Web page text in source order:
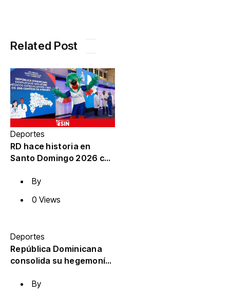
Related Post
Deportes
RD hace historia en
Santo Domingo 2026 con
lugar del medallero
By
0 Views
Deportes
República Dominicana
consolida su hegemonía
Top 5 de los Juegos
By